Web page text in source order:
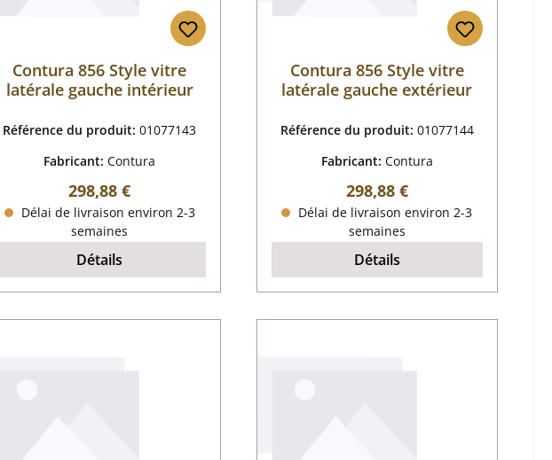
Contura 856 Style vitre
latérale gauche intérieur
Référence du produit:01077143
Fabricant:Contura
Prix régulier :
298,88 €
Délai de livraison environ 2-3
semaines
Détails
Contura 856 Style vitre
latérale gauche extérieur
Référence du produit: 01077144
Fabricant: Contura
Prix régulier :
298,88 €
Délai de livraison environ 2-3
semaines
Détails